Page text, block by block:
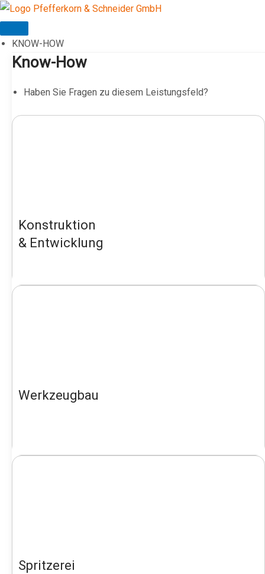
Zum
Inhalt
springen
KNOW-HOW
Know-How
Haben Sie Fragen zu diesem Leistungsfeld?
Konstruktion
& Entwicklung
Werkzeugbau
Spritzerei